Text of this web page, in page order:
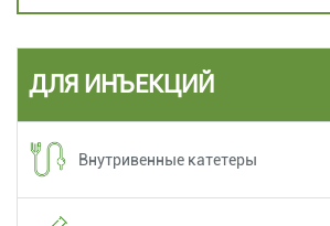
ДЛЯ ИНЪЕКЦИЙ
Внутривенные катетеры